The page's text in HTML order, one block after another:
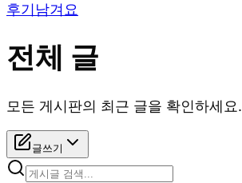
후기남겨요
전체 글
모든 게시판의 최근 글을 확인하세요.
글쓰기